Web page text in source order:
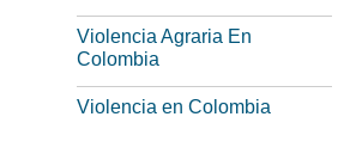
Violencia Agraria En
Colombia
Violencia en Colombia